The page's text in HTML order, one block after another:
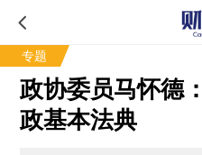
专题
政协委员马怀德
政基本法典